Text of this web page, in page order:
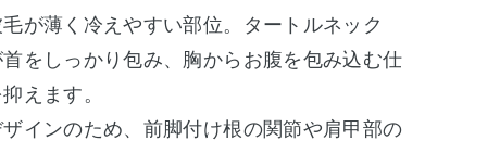
が薄く冷えやすい部位。タートルネック
首をしっかり包み、胸からお腹を包み込む仕
えます。
インのため、前脚付け根の関節や肩甲部の